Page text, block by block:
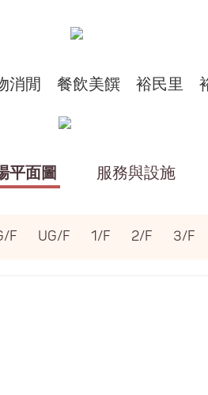
消閒 餐飲美饌 裕民里
平面圖 服務與設施
F UG/F 1/F 2/F 3/F